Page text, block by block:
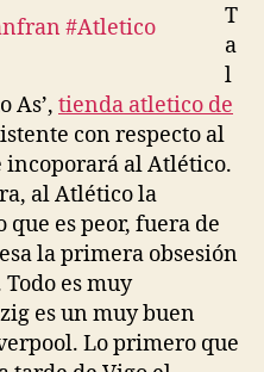
T
a
l
As’, tienda atletico de
con respecto al
incoporará al Atlético.
al Atlético la
que es peor, fuera de
la primera obsesión
es muy
es un muy buen
Lo primero que